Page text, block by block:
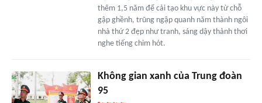
thêm 1,5 năm để cải tạo khu vực này từ chỗ
gập ghềnh, trũng ngập quanh năm thành ngôi
nhà thứ 2 đẹp như tranh, sáng dậy thảnh thơi
nghe tiếng chim hót.
Không gian xanh của Trung đoàn
95